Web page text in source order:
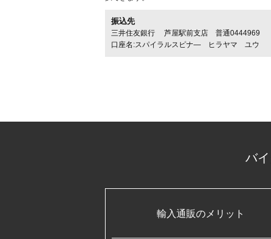
振込先
三井住友銀行 芦屋駅前支店 普通0444969
口座名:スパイラルスピナ― ヒラヤマ ユウ
バ
輸入通販のメリット